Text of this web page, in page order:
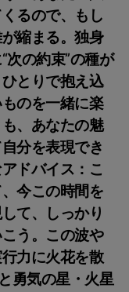
るので、もし
縮まる。独身
次の約束”の種が
とりで抱え込
のを一緒に楽
、あなたの魅
分を表現でき
ドバイス：こ
今この時間を
て、しっかり
う。この波や
力に火花を散
勇気の星・火星